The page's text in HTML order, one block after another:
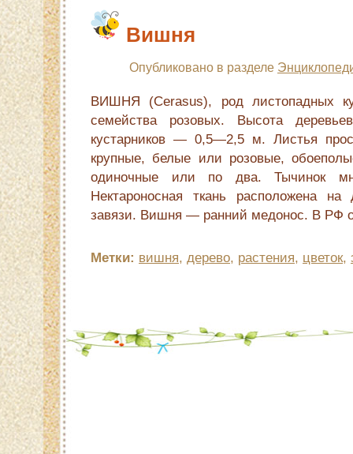
Вишня
Опубликовано в разделе
ВИШНЯ (Cerasus), род листопадных
семейства розовых. Высота
кустарников — 0,5—2,5 м. Листья
крупные, белые или розовые,
одиночные или по два. Тычинок
Нектароносная ткань расположена на
завязи. Вишня — ранний медонос. В РФ
Метки: вишня, дерево, растения, цветок,